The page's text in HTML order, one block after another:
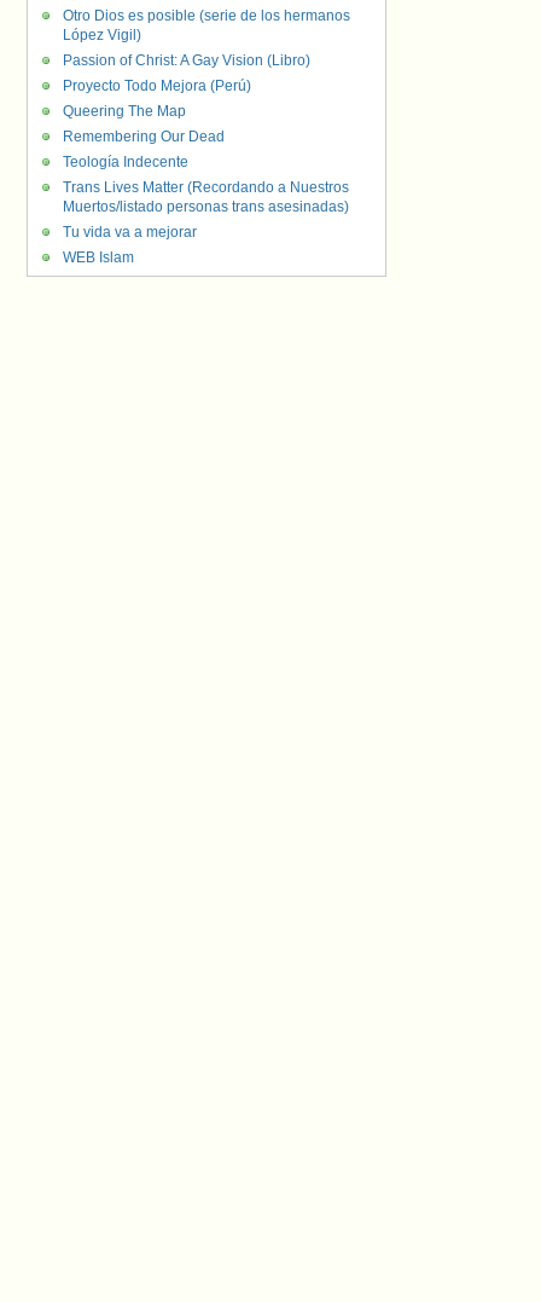
Otro Dios es posible (serie de los hermanos
López Vigil)
Passion of Christ: A Gay Vision (Libro)
Proyecto Todo Mejora (Perú)
Queering The Map
Remembering Our Dead
Teología Indecente
Trans Lives Matter (Recordando a Nuestros
Muertos/listado personas trans asesinadas)
Tu vida va a mejorar
WEB Islam